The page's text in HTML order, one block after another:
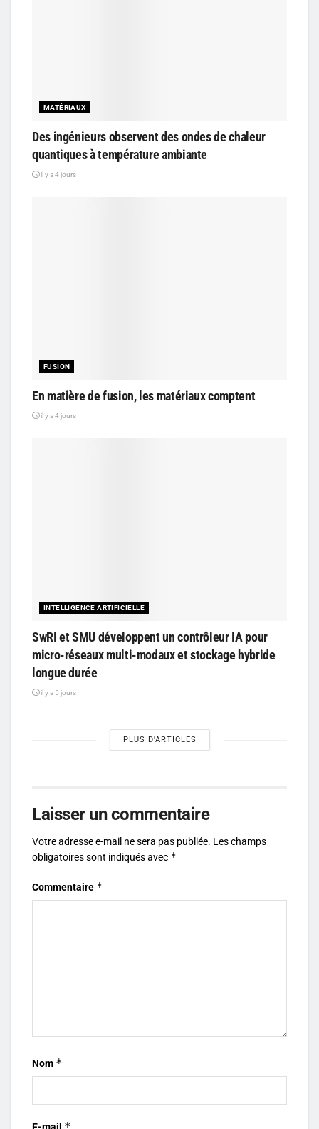
MATÉRIAUX
Des ingénieurs observent des ondes de chaleur
quantiques à température ambiante
il y a 4 jours
FUSION
En matière de fusion, les matériaux comptent
il y a 4 jours
INTELLIGENCE ARTIFICIELLE
SwRI et SMU développent un contrôleur IA pour
micro-réseaux multi-modaux et stockage hybride
longue durée
il y a 5 jours
PLUS D'ARTICLES
Laisser un commentaire
Votre adresse e-mail ne sera pas publiée. Les champs
obligatoires sont indiqués avec *
Commentaire *
Nom *